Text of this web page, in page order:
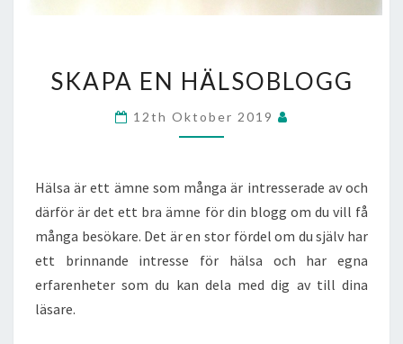
EN
SKAPA EN HÄLSOBLOGG
12th Oktober 2019
Hälsa är ett ämne som många är intresserade av och
därför är det ett bra ämne för din blogg om du vill få
många besökare. Det är en stor fördel om du själv har
ett brinnande intresse för hälsa och har egna
erfarenheter som du kan dela med dig av till dina
läsare.